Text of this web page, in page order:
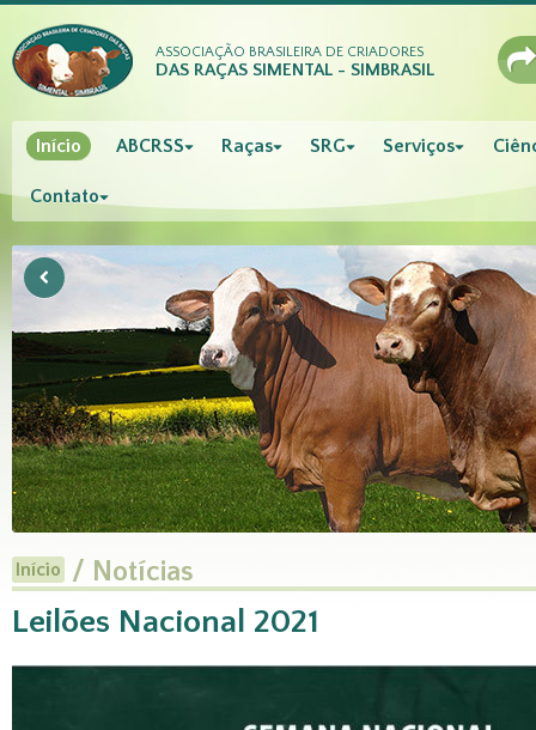
ASSOCIAÇÃO BRASILEIRA DE CRIADORES
DAS RAÇAS SIMENTAL - SIMBRASIL
Início ABCRSS Raças SRG Serviços
Contato
Início / Notícias
Leilões Nacional 2021